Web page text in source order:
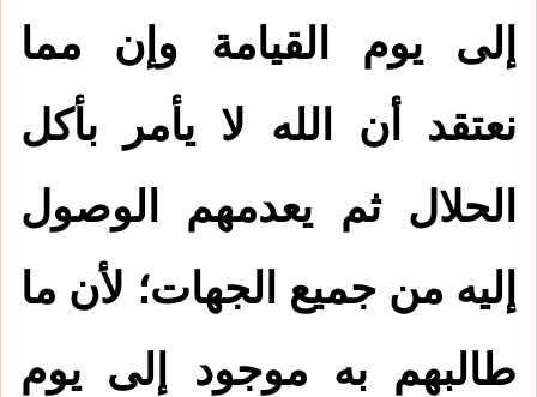
إلى يوم القيامة وإن مما
نعتقد أن الله لا يأمر بأكل
الحلال ثم يعدمهم الوصول
إليه من جميع الجهات؛ لأن ما
طالبهم به موجود إلى يوم